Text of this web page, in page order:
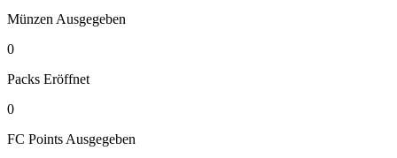
Münzen Ausgegeben
0
Packs Eröffnet
0
FC Points Ausgegeben